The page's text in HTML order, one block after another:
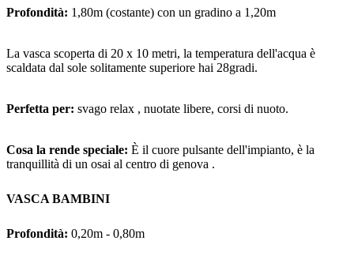
Profondità: 1,80m (costante) con un gradino a 1,20m
La vasca scoperta di 20 x 10 metri, la temperatura dell'acqua è
scaldata dal sole solitamente superiore hai 28gradi.
Perfetta per: svago relax , nuotate libere, corsi di nuoto.
Cosa la rende speciale: È il cuore pulsante dell'impianto, è la
tranquillità di un osai al centro di genova .
VASCA BAMBINI
Profondità: 0,20m - 0,80m